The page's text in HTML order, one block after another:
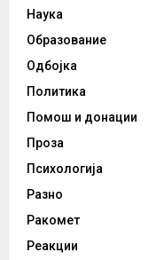
Наука
Образование
Одбојка
Политика
Помош и донации
Проза
Психологија
Разно
Ракомет
Реакции